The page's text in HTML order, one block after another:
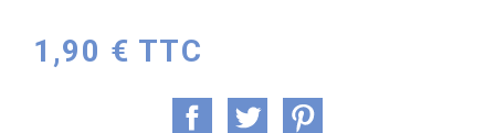
1,90 € TTC